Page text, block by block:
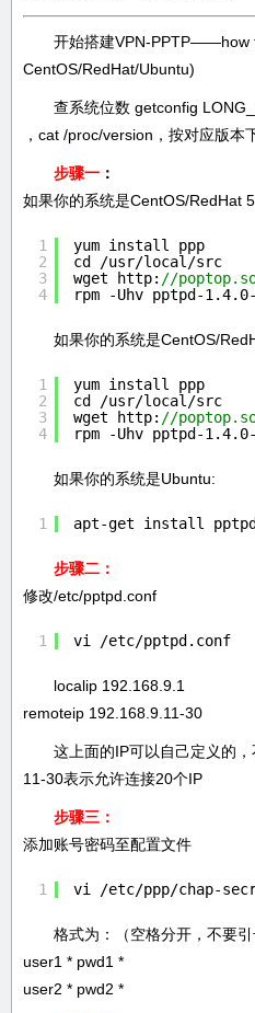
开始搭建VPN-PPTP——how
CentOS/RedHat/Ubuntu)
查系统位数 getconfig
，cat /proc/version，按对应版本
步骤一 ：
如果你的系统是CentOS/RedHat
1
2
3
4
yum install ppp
cd /usr/local/src
wget http: //
rpm -Uhv pptpd-
如果你的系统是CentOS/
1
2
3
4
yum install ppp
cd /usr/local/src
wget http: //
rpm -Uhv pptpd-
如果你的系统是Ubuntu:
1 apt-get install pptpd
步骤二：
修改/etc/pptpd.conf
1 vi /etc/pptpd.conf
localip 192.168.9.1
remoteip 192.168.9.11-30
这上面的IP可以自己定义的
11-30表示允许连接20个IP
步骤三：
添加账号密码至配置文件
1 vi /etc/ppp/chap-
格式为：（空格分开，不要引
user1 * pwd1 *
user2 * pwd2 *